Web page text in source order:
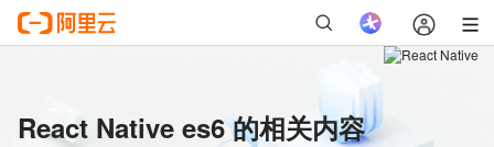
React Native es6 的相关内容